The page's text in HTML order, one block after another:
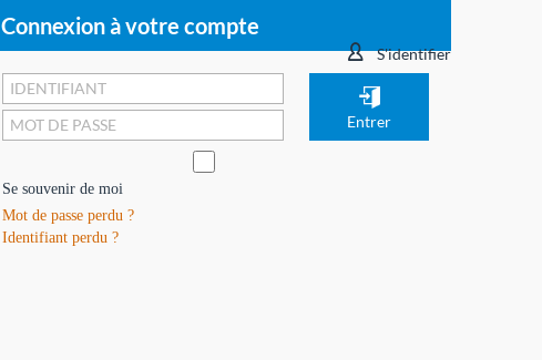
S'identifier
Connexion à votre compte
Se souvenir de moi
Mot de passe perdu ?
Identifiant perdu ?